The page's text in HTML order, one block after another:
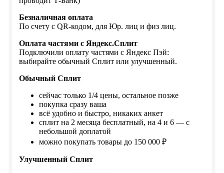
Безналичная оплата
По счету с QR-кодом, для Юр. лиц и физ лиц.
Оплата частями с Яндекс.Сплит
Подключили оплату частями с Яндекс Пэй:
выбирайте обычный Сплит или улучшенный.
Обычный Сплит
сейчас только 1/4 цены, остальное позже
покупка сразу ваша
всё удобно и быстро, никаких анкет
сплит на 2 месяца бесплатный, на 4 и 6 — с
небольшой доплатой
можно покупать товары до 150 000 ₽
Улучшенный Сплит